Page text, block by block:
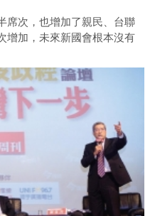
席次，也增加了親民、台聯
增加，未來新國會根本沒有
責。